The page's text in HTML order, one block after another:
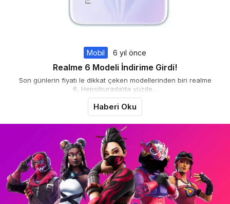
Mobil 6 yıl önce
Realme 6 Modeli İndirime Girdi!
Son günlerin fiyatı le dikkat çeken modellerinden biri realme
6, Hepsiburada‘da yüzde...
Haberi Oku